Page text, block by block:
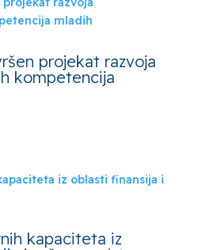
projekat razvoja
kompetencija
kapaciteta iz